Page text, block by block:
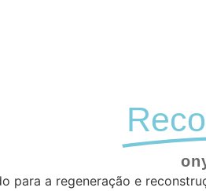
para a regeneração e